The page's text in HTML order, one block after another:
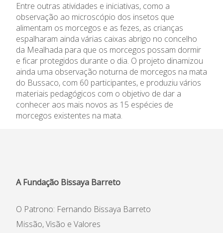
Entre outras atividades e iniciativas, como a
observação ao microscópio dos insetos que
alimentam os morcegos e as fezes, as crianças
espalharam ainda várias caixas abrigo no concelho
da Mealhada para que os morcegos possam dormir
e ficar protegidos durante o dia. O projeto dinamizou
ainda uma observação noturna de morcegos na mata
do Bussaco, com 60 participantes, e produziu vários
materiais pedagógicos com o objetivo de dar a
conhecer aos mais novos as 15 espécies de
morcegos existentes na mata.
A Fundação Bissaya Barreto
O Patrono: Fernando Bissaya Barreto
Missão, Visão e Valores